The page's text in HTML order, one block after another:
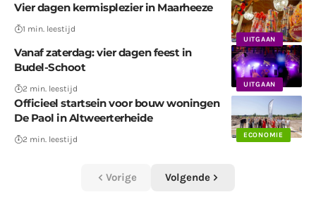
UITGAAN
Vier dagen kermisplezier in Maarheeze
1 min. leestijd
UITGAAN
Vanaf zaterdag: vier dagen feest in
Budel-Schoot
2 min. leestijd
ECONOMIE
Officieel startsein voor bouw woningen
De Paol in Altweerterheide
2 min. leestijd
Vorige Volgende